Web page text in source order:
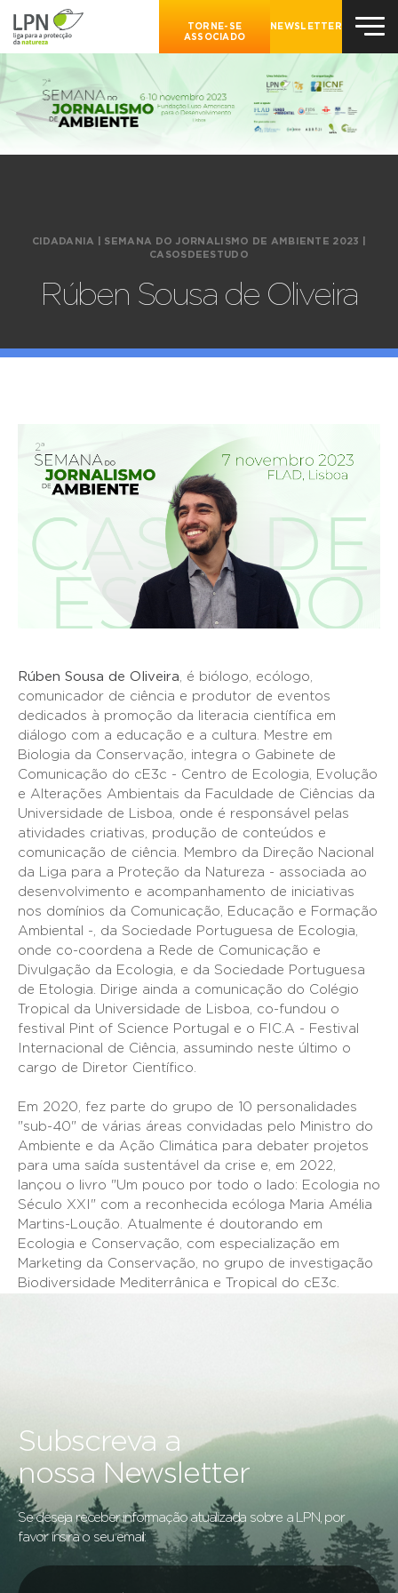
TORNE-SE
ASSOCIADO
NEWSLETTER
CIDADANIA SEMANA DO JORNALISMO DE AMBIENTE 2023
CASOSDEESTUDO
Rúben Sousa de Oliveira
Rúben Sousa de Oliveira , é biólogo, ecólogo,
comunicador de ciência e produtor de eventos
dedicados à promoção da literacia científica em
diálogo com a educação e a cultura. Mestre em
Biologia da Conservação, integra o Gabinete de
Comunicação do cE3c - Centro de Ecologia, Evolução
e Alterações Ambientais da Faculdade de Ciências da
Universidade de Lisboa, onde é responsável pelas
atividades criativas, produção de conteúdos e
comunicação de ciência. Membro da Direção Nacional
da Liga para a Proteção da Natureza - associada ao
desenvolvimento e acompanhamento de iniciativas
nos domínios da Comunicação, Educação e Formação
Ambiental -, da Sociedade Portuguesa de Ecologia,
onde co-coordena a Rede de Comunicação e
Divulgação da Ecologia, e da Sociedade Portuguesa
de Etologia. Dirige ainda a comunicação do Colégio
Tropical da Universidade de Lisboa, co-fundou o
festival Pint of Science Portugal e o FIC.A - Festival
Internacional de Ciência, assumindo neste último o
cargo de Diretor Científico.
Em 2020, fez parte do grupo de 10 personalidades
"sub-40" de várias áreas convidadas pelo Ministro do
Ambiente e da Ação Climática para debater projetos
para uma saída sustentável da crise e, em 2022,
lançou o livro "Um pouco por todo o lado: Ecologia no
Século XXI" com a reconhecida ecóloga Maria Amélia
Martins-Loução. Atualmente é doutorando em
Ecologia e Conservação, com especialização em
Marketing da Conservação, no grupo de investigação
Biodiversidade Mediterrânica e Tropical do cE3c.
Subscreva a
nossa Newsletter
Se deseja receber informação atualizada sobre a LPN, por
favor insira o seu email: